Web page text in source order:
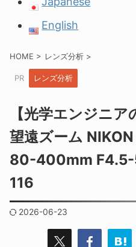
English
HOME > レンズ分析 >
PR レンズ分析
【光学エンジニ
望遠ズーム
80-400mm F4.5-
116
2026-06-23